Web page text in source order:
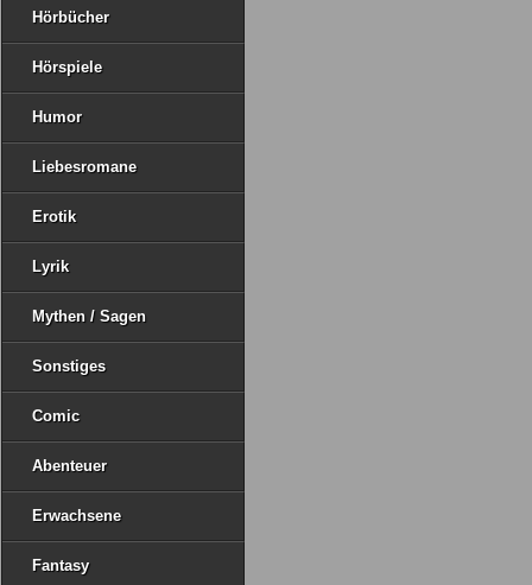
Hörbücher
Hörspiele
Humor
Liebesromane
Erotik
Lyrik
Mythen / Sagen
Sonstiges
Comic
Abenteuer
Erwachsene
Fantasy